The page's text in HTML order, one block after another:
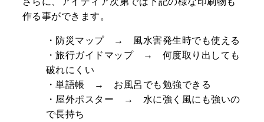
作る事ができます。
・防災マップ → 風水害発生時でも使える
・旅行ガイドマップ → 何度取り出しても
破れにくい
・単語帳 → お風呂でも勉強できる
・屋外ポスター → 水に強く風にも強いの
で長持ち